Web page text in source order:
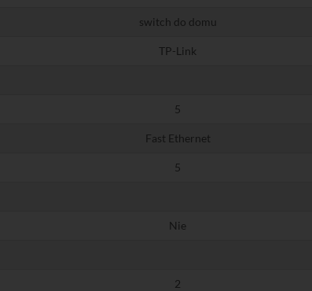
switch do domu
TP-Link
5
Fast Ethernet
5
Nie
2